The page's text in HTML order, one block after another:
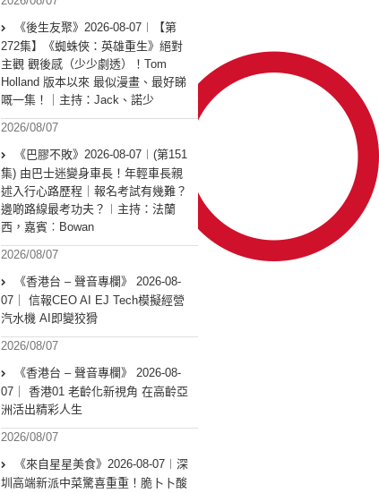
《後生友聚》2026-08-07︱【第
272集】《蜘蛛俠：英雄重生》絕對
主觀 觀後感（少少劇透）！Tom
Holland 版本以來 最似漫畫、最好睇
嘅一集！｜主持：Jack、諾少
2026/08/07
《巴膠不敗》2026-08-07︱(第151
集) 由巴士迷變身車長！年輕車長親
述入行心路歷程｜報名考試有幾難？
邊啲路線最考功夫？︱主持：法蘭
西，嘉賓︰Bowan
2026/08/07
《香港台 – 聲音專欄》 2026-08-
07｜ 信報CEO AI EJ Tech模擬經營
汽水機 AI即變狡猾
2026/08/07
《香港台 – 聲音專欄》 2026-08-
07｜ 香港01 老齡化新視角 在高齡亞
洲活出精彩人生
2026/08/07
《來自星星美食》2026-08-07︱深
圳高端新派中菜驚喜重重！脆卜卜酸